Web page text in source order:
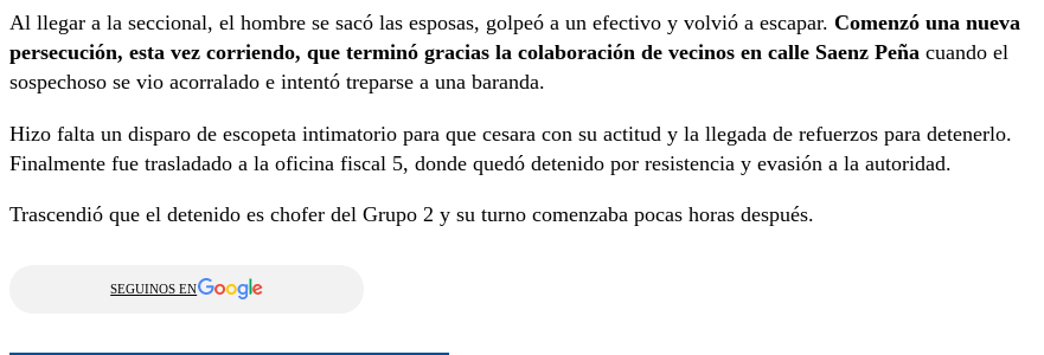
Al llegar a la seccional, el hombre se sacó las esposas, golpeó a un efectivo y volvió a escapar. Comenzó una nueva
persecución, esta vez corriendo, que terminó gracias la colaboración de vecinos en calle Saenz Peña cuando el
sospechoso se vio acorralado e intentó treparse a una baranda.
Hizo falta un disparo de escopeta intimatorio para que cesara con su actitud y la llegada de refuerzos para detenerlo.
Finalmente fue trasladado a la oficina fiscal 5, donde quedó detenido por resistencia y evasión a la autoridad.
Trascendió que el detenido es chofer del Grupo 2 y su turno comenzaba pocas horas después.
SEGUINOS EN